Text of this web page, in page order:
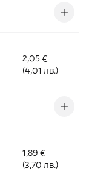
2,05 €
(4,01 лв.)
1,89 €
(3,70 лв.)